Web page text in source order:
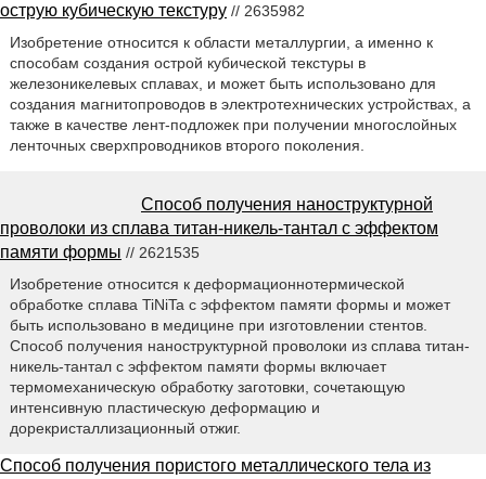
острую кубическую текстуру // 2635982
Изобретение относится к области металлургии, а именно к
способам создания острой кубической текстуры в
железоникелевых сплавах, и может быть использовано для
создания магнитопроводов в электротехнических устройствах, а
также в качестве лент-подложек при получении многослойных
ленточных сверхпроводников второго поколения.
Способ получения наноструктурной
проволоки из сплава титан-никель-тантал с эффектом
памяти формы // 2621535
Изобретение относится к деформационнотермической
обработке сплава TiNiTa с эффектом памяти формы и может
быть использовано в медицине при изготовлении стентов.
Способ получения наноструктурной проволоки из сплава титан-
никель-тантал с эффектом памяти формы включает
термомеханическую обработку заготовки, сочетающую
интенсивную пластическую деформацию и
дорекристаллизационный отжиг.
Способ получения пористого металлического тела из